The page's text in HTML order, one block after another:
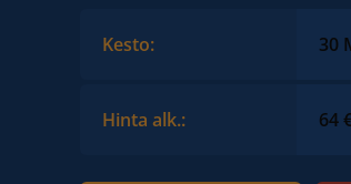
Kesto: 30
Hinta alk.: 64